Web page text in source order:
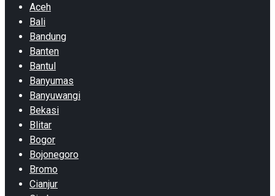
Aceh
Bali
Bandung
Banten
Bantul
Banyumas
Banyuwangi
Bekasi
Blitar
Bogor
Bojonegoro
Bromo
Cianjur